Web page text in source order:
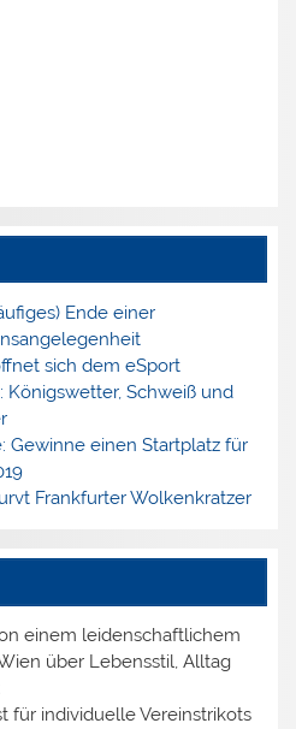
Ende einer
sich dem eSport
Königswetter, Schweiß und
Gewinne einen Startplatz für
Frankfurter Wolkenkratzer
einem leidenschaftlichem
über Lebensstil, Alltag
für individuelle Vereinstrikots